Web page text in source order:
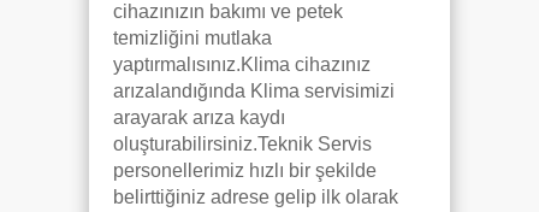
cihazınızın bakımı ve petek
temizliğini mutlaka
yaptırmalısınız.Klima cihazınız
arızalandığında Klima servisimizi
arayarak arıza kaydı
oluşturabilirsiniz.Teknik Servis
personellerimiz hızlı bir şekilde
belirttiğiniz adrese gelip ilk olarak